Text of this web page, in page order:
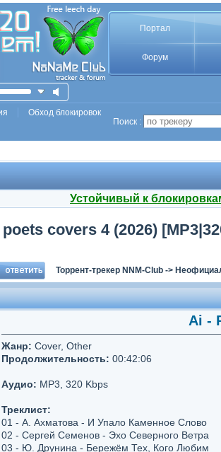
Портал
Форум
Обход блокировок
Поиск :
Устойчивый к
covers 4 (2026)
Торрент-трекер NNM-Club ->
Ai -
Жанр: Cover, Other
Продолжительность: 00:42:06
Аудио: MP3, 320 Kbps
Треклист:
01 - А. Ахматова - И Упало Каменное Слово
02 - Сергей Семенов - Эхо Северного Ветра
03 - Ю. Друнина - Бережём Тех, Кого Любим